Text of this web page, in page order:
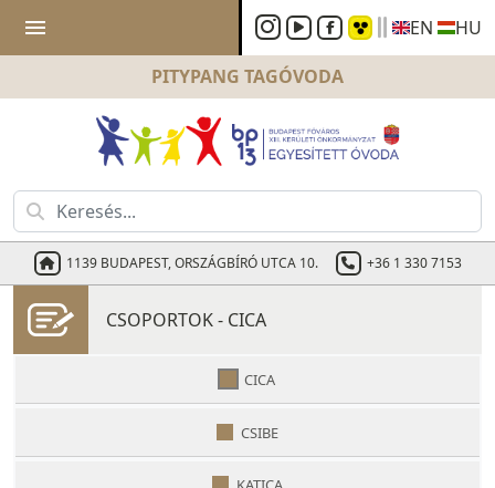
menu
PITYPANG TAGÓVODA
1139 BUDAPEST, ORSZÁGBÍRÓ UTCA 10. +36 1 330 7153
EN HU
CSOPORTOK - CICA
CICA
CSIBE